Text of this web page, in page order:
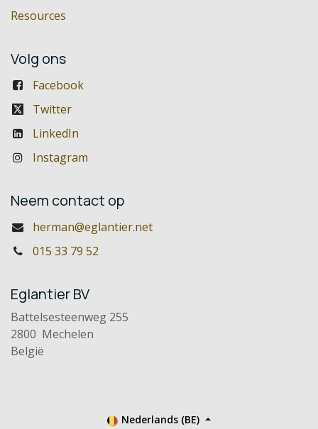
Resources
Volg ons
Facebook
Twitter
LinkedIn
Instagram
Neem contact op
herman@eglantier.net
015 33 79 52
Eglantier BV
Battelsesteenweg 255
2800 Mechelen
België
Nederlands (BE)